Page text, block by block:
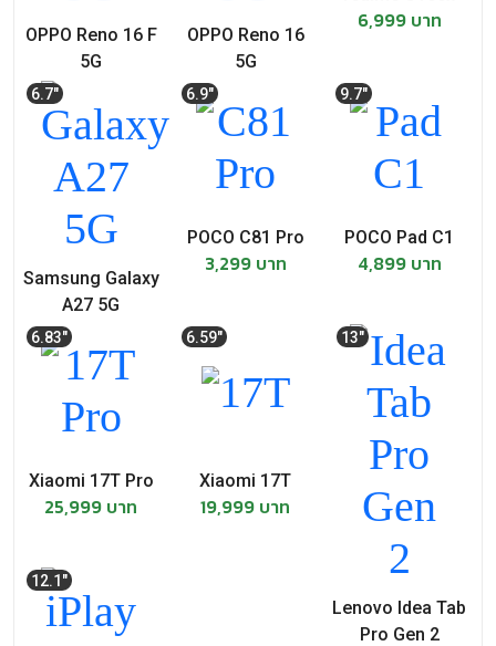
OPPO Reno 16 F
5G
15,999 บาท
OPPO Reno 16
5G
19,999 บาท
6,999 บาท
6.7"
Samsung Galaxy
A27 5G
10,999 บาท
6.9"
POCO C81 Pro
3,299 บาท
9.7"
POCO Pad C1
4,899 บาท
6.83"
Xiaomi 17T Pro
25,999 บาท
6.59"
Xiaomi 17T
19,999 บาท
13"
Lenovo Idea Tab
Pro Gen 2
12.1"